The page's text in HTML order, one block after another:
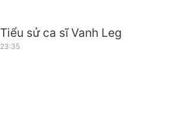
Tiểu sử ca sĩ Vanh Leg
23:35